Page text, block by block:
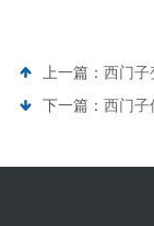
上一篇： 西门子
下一篇： 西门子